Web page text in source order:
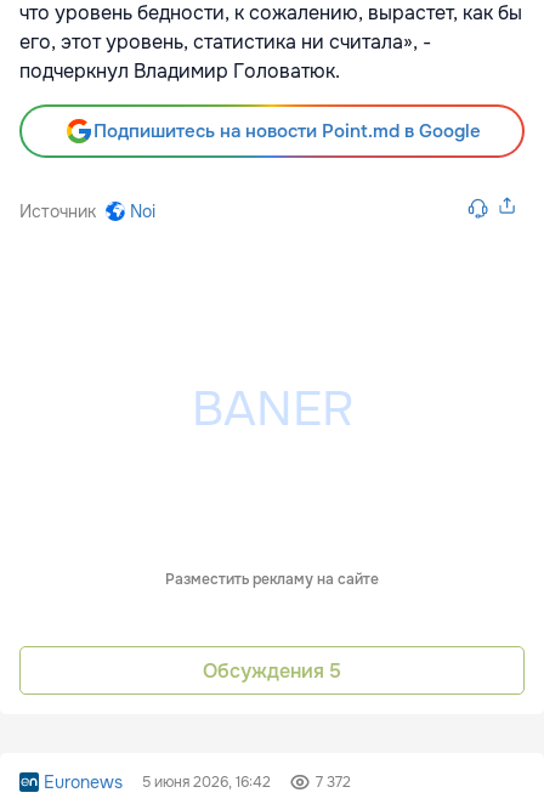
что уровень бедности, к сожалению, вырастет, как бы
его, этот уровень, статистика ни считала», -
подчеркнул Владимир Головатюк.
Подпишитесь на новости Point.md в Google
Источник Noi
Разместить рекламу на сайте
Обсуждения 5
Euronews 5 июня 2026, 16:42 7 372